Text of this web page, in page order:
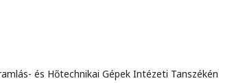
és Hőtechnikai Gépek Intézeti Tanszékén